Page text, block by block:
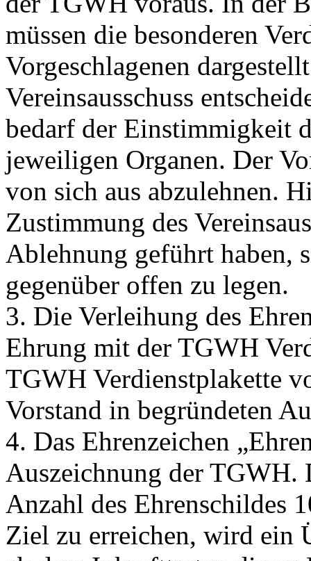
müssen die besonderen
Vorgeschlagenen
Vereinsausschuss
bedarf der Einstimmigkeit
jeweiligen Organen. Der
von sich aus abzulehnen.
Zustimmung des
Ablehnung geführt haben,
gegenüber offen zu legen.
3. Die Verleihung des
Ehrung mit der TGWH
TGWH Verdienstplakette
Vorstand in begründeten
4. Das Ehrenzeichen
Auszeichnung der TGWH.
Anzahl des Ehrenschildes
Ziel zu erreichen, wird ein